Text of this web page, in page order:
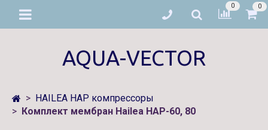
0 0
AQUA-VECTOR
HAILEA HAP компрессоры
Комплект мембран Hailea HAP-60, 80